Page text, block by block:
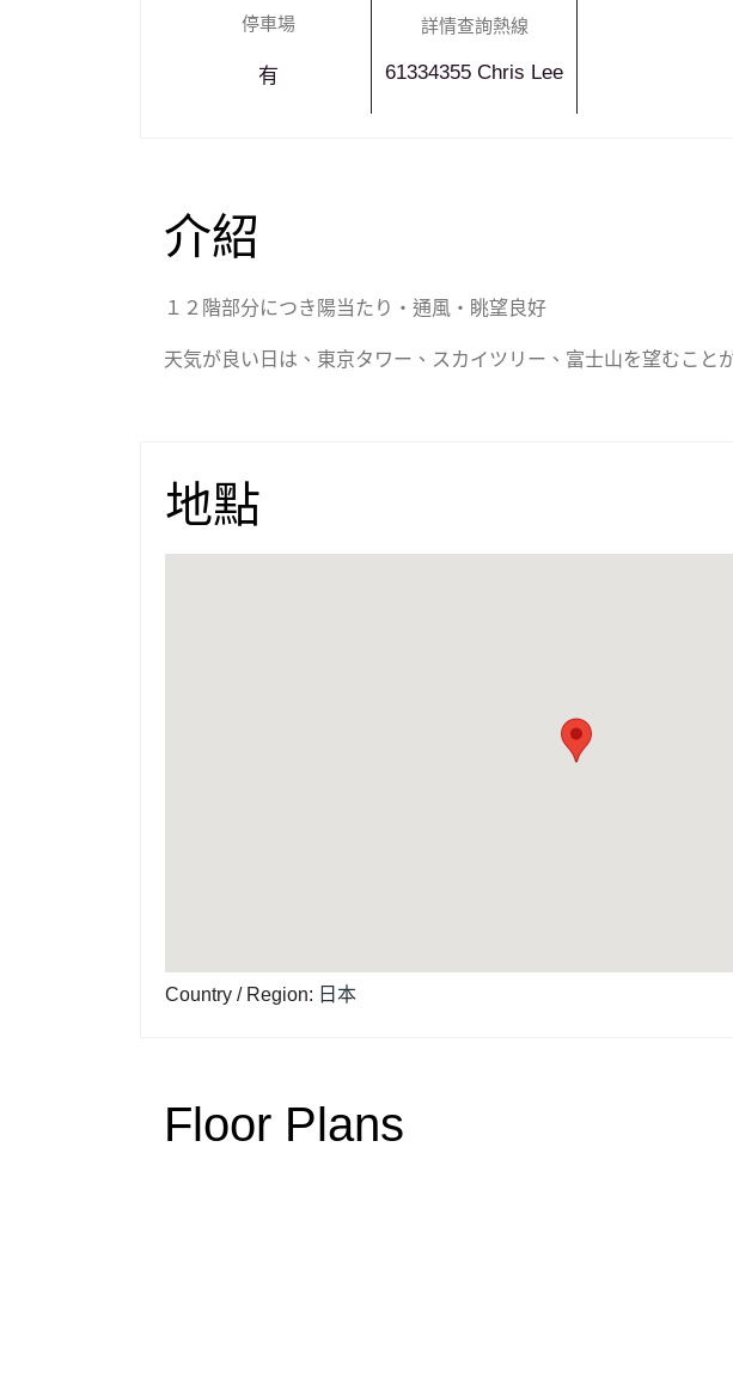
停車場
有
詳情查詢熱線
61334355 Chris Lee
介紹
１２階部分につき陽当たり・通風・眺望良好
天気が良い日は、東京タワー、スカイツリー、富士山を望むこと
地點
Country / Region: 日本
Floor Plans